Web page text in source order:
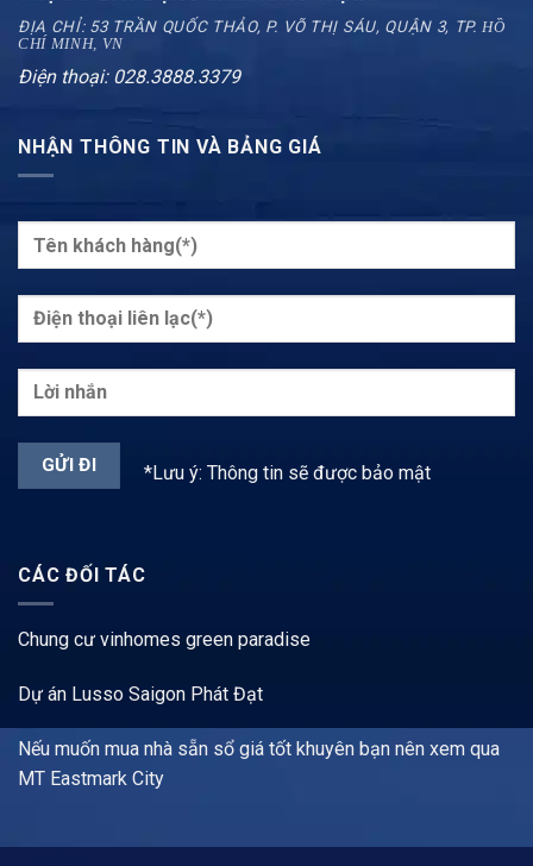
ĐỊA CHỈ: 53 TRẦN QUỐC THẢO, P. VÕ THỊ SÁU, QUẬN 3, TP. HỒ
CHÍ MINH, VN
Điện thoại: 028.3888.3379
NHẬN THÔNG TIN VÀ BẢNG GIÁ
*Lưu ý: Thông tin sẽ được bảo mật
CÁC ĐỐI TÁC
Chung cư vinhomes green paradise
Dự án Lusso Saigon Phát Đạt
Nếu muốn mua nhà sẵn sổ giá tốt khuyên bạn nên xem qua
MT Eastmark City